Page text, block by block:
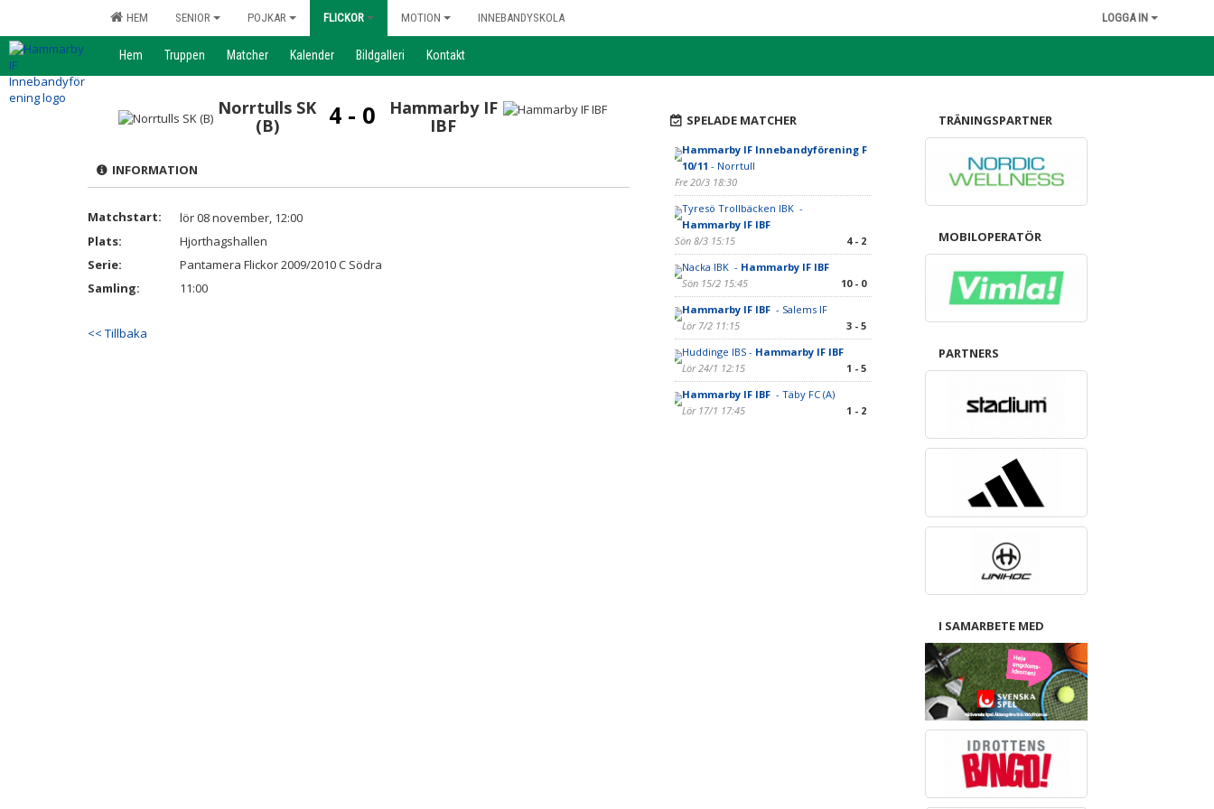
HEM SENIOR POJKAR FLICKOR MOTION INNEBANDYSKOLA LOGGA IN
Hem Truppen Matcher Kalender Bildgalleri Kontakt
Norrtulls SK
(B)
4 - 0
Hammarby IF
IBF
INFORMATION
Matchstart:
lör 08 november, 12:00
Plats:
Hjorthagshallen
Serie:
Pantamera Flickor 2009/2010 C Södra
Samling:
11:00
<< Tillbaka
SPELADE MATCHER
Hammarby IF Innebandyförening F
10/11 - Norrtull
Fre 20/3 18:30
Tyresö Trollbäcken IBK -
Hammarby IF IBF
Sön 8/3 15:15
4 - 2
Nacka IBK - Hammarby IF IBF
Sön 15/2 15:45
10 - 0
Hammarby IF IBF - Salems IF
Lör 7/2 11:15
3 - 5
Huddinge IBS - Hammarby IF IBF
Lör 24/1 12:15
1 - 5
Hammarby IF IBF - Täby FC (A)
Lör 17/1 17:45
1 - 2
TRÄNINGSPARTNER
MOBILOPERATÖR
PARTNERS
I SAMARBETE MED